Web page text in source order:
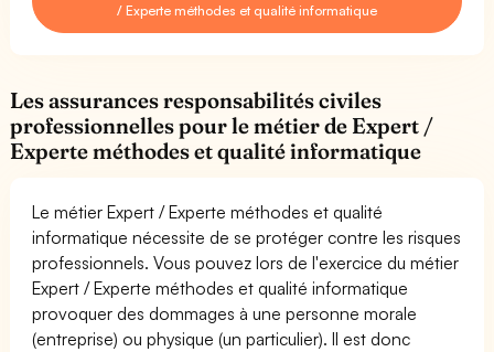
/ Experte méthodes et qualité informatique
Les assurances responsabilités civiles
professionnelles pour le métier de Expert /
Experte méthodes et qualité informatique
Le métier Expert / Experte méthodes et qualité
informatique nécessite de se protéger contre les risques
professionnels. Vous pouvez lors de l'exercice du métier
Expert / Experte méthodes et qualité informatique
provoquer des dommages à une personne morale
(entreprise) ou physique (un particulier). Il est donc